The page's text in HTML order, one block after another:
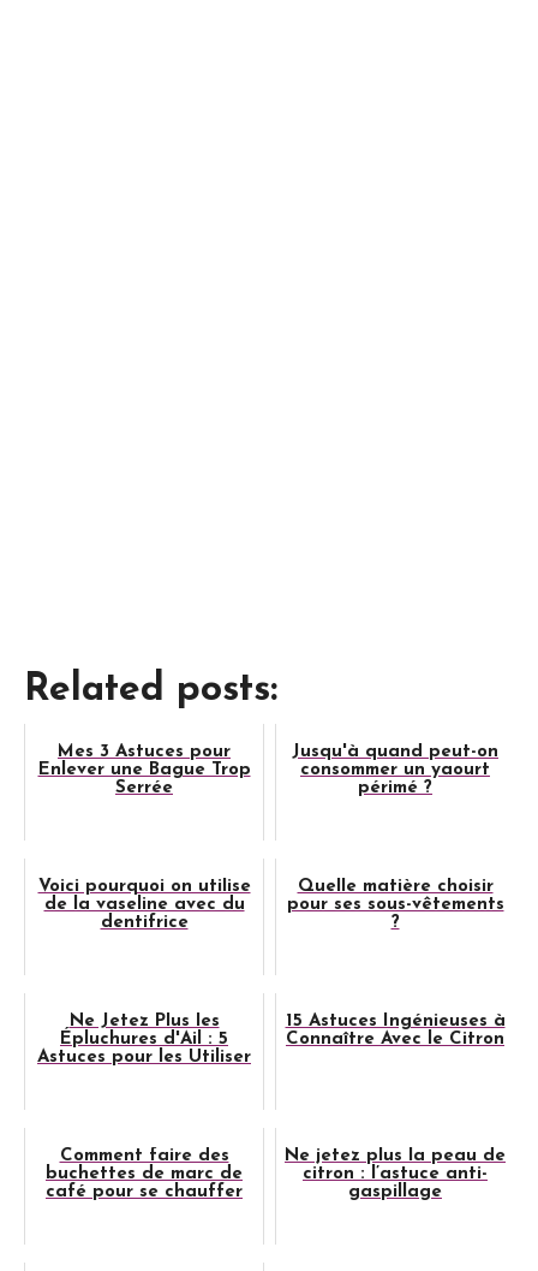
Related posts:
Mes 3 Astuces pour
Enlever une Bague Trop
Serrée
Jusqu'à quand peut-on
consommer un yaourt
périmé ?
Voici pourquoi on utilise
de la vaseline avec du
dentifrice
Quelle matière choisir
pour ses sous-vêtements
?
Ne Jetez Plus les
Épluchures d'Ail : 5
Astuces pour les Utiliser
15 Astuces Ingénieuses à
Connaître Avec le Citron
Comment faire des
buchettes de marc de
café pour se chauffer
Ne jetez plus la peau de
citron : l’astuce anti-
gaspillage